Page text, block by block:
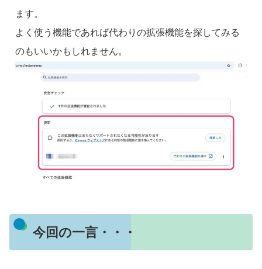
ます。
よく使う機能であれば代わりの拡張機能を探してみる
のもいいかもしれません。
今回の一言・・・